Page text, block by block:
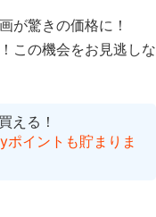
が驚きの価格に！
この機会をお見逃しな
える！
イントも貯まりま